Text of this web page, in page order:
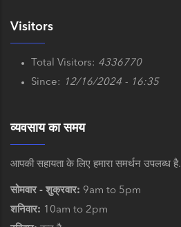
Visitors
Total Visitors: 4336770
Since:
12/16/2024 - 16:35
व्यवसाय का समय
आपकी सहायता के लिए हमारा समर्थन उपलब्ध है.
सोमवार - शुक्रवार: 9am to 5pm
शनिवार: 10am to 2pm